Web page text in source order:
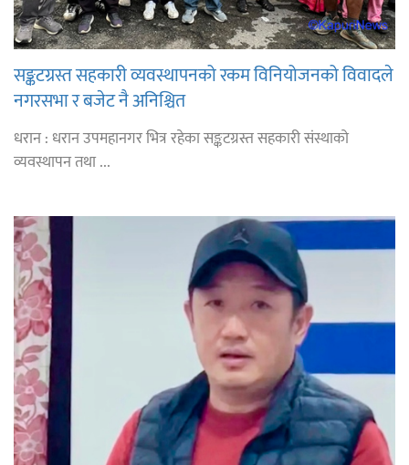
सङ्कटग्रस्त सहकारी व्यवस्थापनको रकम विनियोजनको विवादले
नगरसभा र बजेट नै अनिश्चित
धरान : धरान उपमहानगर भित्र रहेका सङ्कटग्रस्त सहकारी संस्थाको
व्यवस्थापन तथा ...